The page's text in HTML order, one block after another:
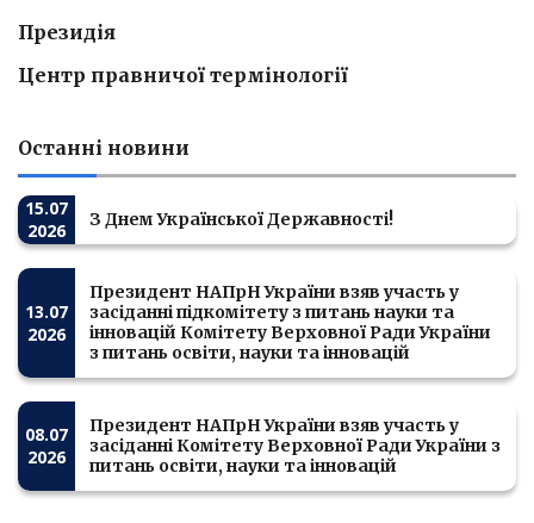
Президія
Центр правничої термінології
Останні новини
15.07
2026
З Днем Української Державності!
13.07
2026
Президент НАПрН України взяв участь у
засіданні підкомітету з питань науки та
інновацій Комітету Верховної Ради України
з питань освіти, науки та інновацій
08.07
2026
Президент НАПрН України взяв участь у
засіданні Комітету Верховної Ради України з
питань освіти, науки та інновацій